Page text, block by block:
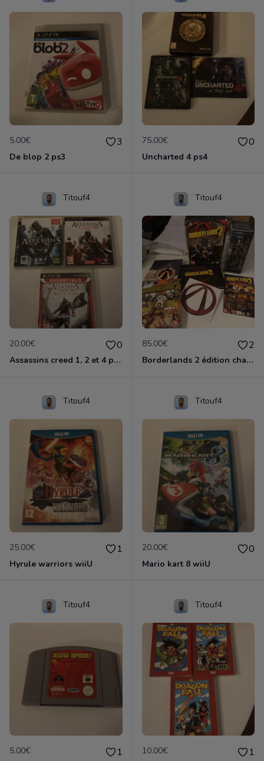
5.00€ 3
De blop 2 ps3
75.00€ 0
Uncharted 4 ps4
Titouf4
20.00€ 0
Assassins creed 1, 2 et 4 ps3
Titouf4
85.00€ 2
Borderlands 2 édition chasseur de l'arche ps3
Titouf4
25.00€ 1
Hyrule warriors wiiU
Titouf4
20.00€ 0
Mario kart 8 wiiU
Titouf4
5.00€ 1
Titouf4
10.00€ 1